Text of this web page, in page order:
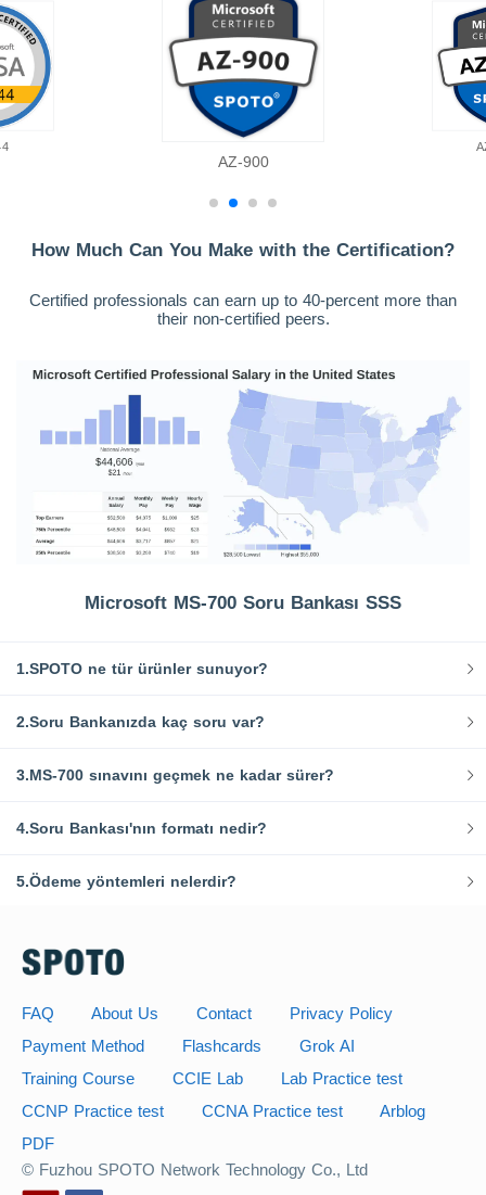
AZ-900
How Much Can You Make with the Certification?
Certified professionals can earn up to 40-percent more than
their non-certified peers.
Microsoft MS-700 Soru Bankası SSS
1.SPOTO ne tür ürünler sunuyor?
2.Soru Bankanızda kaç soru var?
3.MS-700 sınavını geçmek ne kadar sürer?
4.Soru Bankası'nın formatı nedir?
5.Ödeme yöntemleri nelerdir?
FAQ About Us Contact
Privacy Policy
Payment Method
Flashcards
Grok AI
Training Course
CCIE Lab
Lab Practice test
CCNP Practice test
CCNA Practice test
Arblog
PDF
© Fuzhou SPOTO Network Technology Co., Ltd